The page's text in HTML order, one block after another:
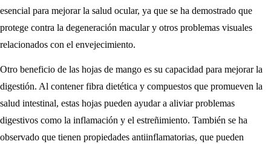
esencial para mejorar la salud ocular, ya que se ha demostrado que
protege contra la degeneración macular y otros problemas visuales
relacionados con el envejecimiento.
Otro beneficio de las hojas de mango es su capacidad para mejorar la
digestión. Al contener fibra dietética y compuestos que promueven la
salud intestinal, estas hojas pueden ayudar a aliviar problemas
digestivos como la inflamación y el estreñimiento. También se ha
observado que tienen propiedades antiinflamatorias, que pueden